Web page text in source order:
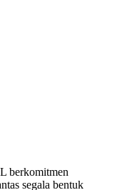
berkomitmen
segala bentuk